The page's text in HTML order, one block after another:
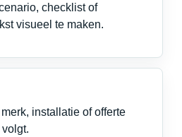
checklist of
visueel te maken.
installatie of offerte